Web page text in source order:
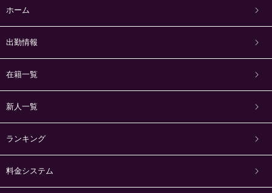
ホーム
出勤情報
在籍一覧
新人一覧
ランキング
料金システム